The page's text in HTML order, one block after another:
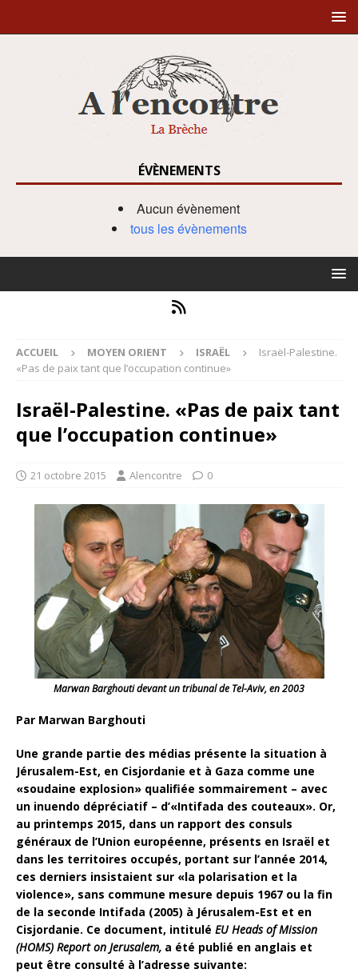
ÉVÈNEMENTS
Aucun évènement
tous les évènements
ACCUEIL MOYEN ORIENT ISRAËL
Israël-Palestine.
«Pas de paix tant que l’occupation continue»
Israël-Palestine. «Pas de paix tant
que l’occupation continue»
21 octobre 2015 Alencontre 0
Marwan Barghouti devant un tribunal de Tel-Aviv, en 2003
Par Marwan Barghouti
Une grande partie des médias présente la situation à
Jérusalem-Est, en Cisjordanie et à Gaza comme une
«soudaine explosion» qualifiée sommairement – avec
un inuendo dépréciatif – d’«Intifada des couteaux». Or,
au printemps 2015, dans un rapport des consuls
généraux de l’Union européenne, présents en Israël et
dans les territoires occupés, portant sur l’année 2014,
ces derniers insistaient sur «la polarisation et la
violence», sans commune mesure depuis 1967 ou la fin
de la seconde Intifada (2005) à Jérusalem-Est et en
Cisjordanie. Ce document, intitulé EU Heads of Mission
(HOMS) Report on Jerusalem, a été publié en anglais et
peut être consulté à l’adresse suivante: